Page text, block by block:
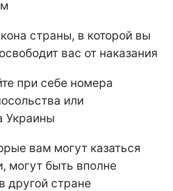
страны, в которой вы
вас от наказания
при себе номера
или
Украины
вам могут казаться
могут быть вполне
другой стране